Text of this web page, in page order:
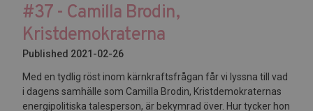
#37 - Camilla Brodin,
Kristdemokraterna
Published 2021-02-26
Med en tydlig röst inom kärnkraftsfrågan får vi lyssna till vad
i dagens samhälle som Camilla Brodin, Kristdemokraternas
energipolitiska talesperson, är bekymrad över. Hur tycker hon